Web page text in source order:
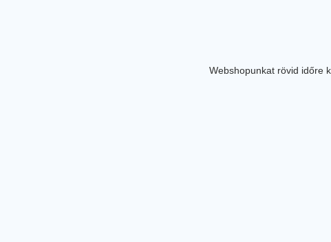
Webshopunkat rövid időre